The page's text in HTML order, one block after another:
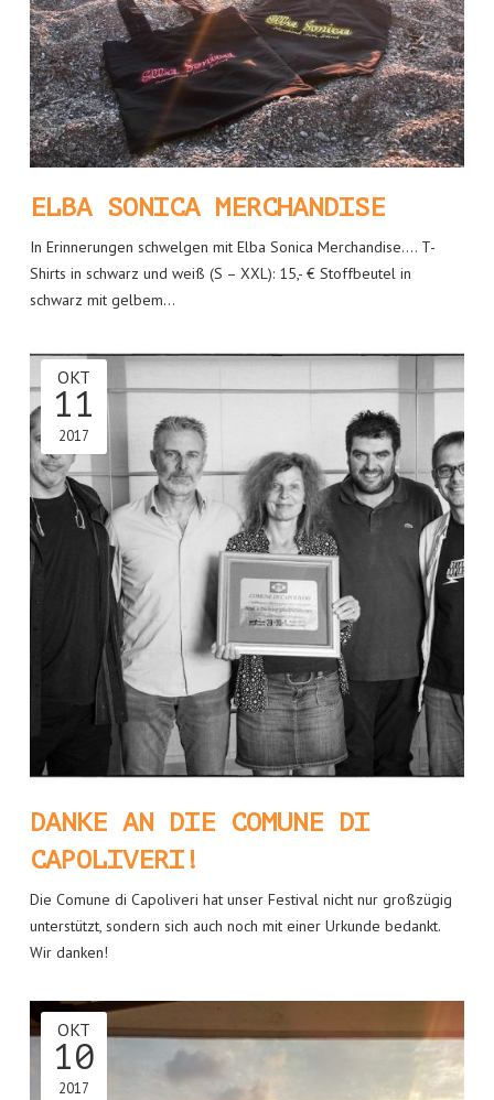
ELBA SONICA MERCHANDISE
In Erinnerungen schwelgen mit Elba Sonica Merchandise…. T-
Shirts in schwarz und weiß (S – XXL): 15,- € Stoffbeutel in
schwarz mit gelbem…
DANKE AN DIE COMUNE DI
CAPOLIVERI!
OKT
11
2017
Die Comune di Capoliveri hat unser Festival nicht nur großzügig
unterstützt, sondern sich auch noch mit einer Urkunde bedankt.
Wir danken!
OKT
10
2017